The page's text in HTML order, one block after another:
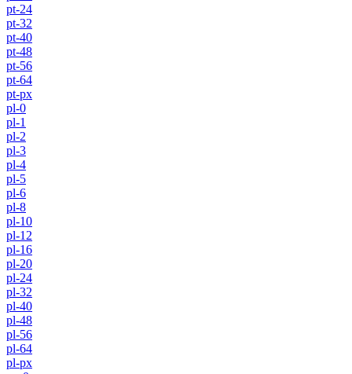
pt-24
pt-32
pt-40
pt-48
pt-56
pt-64
pt-px
pl-0
pl-1
pl-2
pl-3
pl-4
pl-5
pl-6
pl-8
pl-10
pl-12
pl-16
pl-20
pl-24
pl-32
pl-40
pl-48
pl-56
pl-64
pl-px